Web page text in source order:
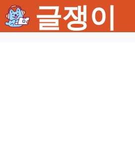
텐
츠
글쟁이